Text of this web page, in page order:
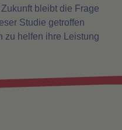
bleibt die Frage
Studie getroffen
zu helfen ihre Leistung